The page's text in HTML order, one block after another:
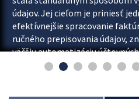
údajov. Jej cieľom je priniesť
efektívnejšie spracovanie
ručného prepisovania údajov,
väčšiu automatizáciu
fakturácia preto